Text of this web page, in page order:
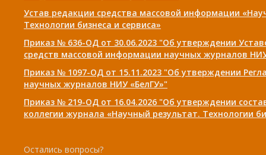
Устав редакции средства массовой информации
Технологии бизнеса и сервиса»
Приказ № 636-ОД от 30.06.2023 "Об утверждении
средств массовой информации научных журналов
Приказ № 1097-ОД от 15.11.2023 "Об утверждении
научных журналов НИУ «БелГУ»"
Приказ № 219-ОД от 16.04.2026 "Об утверждении
коллегии журнала «Научный результат. Технологии
Остались вопросы?